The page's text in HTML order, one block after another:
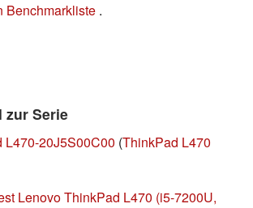
Benchmarkliste .
zur Serie
L470-20J5S00C00 (ThinkPad L470
Lenovo ThinkPad L470 (i5-7200U,